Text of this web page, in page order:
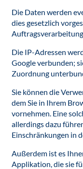
Die Daten werden
dies gesetzlich
Die IP-Adressen
Google verbunden;
Zuordnung
Sie können die
dem Sie in Ihrem
vornehmen. Eine
allerdings dazu
Einschränkungen in
Außerdem ist es
Applikation, die sie